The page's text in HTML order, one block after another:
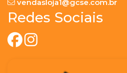
vendasloja1@gcse.com.br
Redes Sociais